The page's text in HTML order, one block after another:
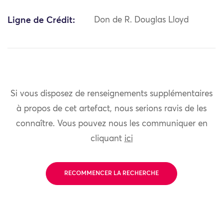
Ligne de Crédit: Don de R. Douglas Lloyd
Si vous disposez de renseignements supplémentaires
à propos de cet artefact, nous serions ravis de les
connaître. Vous pouvez nous les communiquer en
cliquant ici
RECOMMENCER LA RECHERCHE